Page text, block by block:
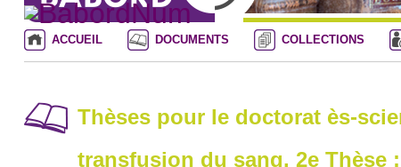
ACCUEIL DOCUMENTS COLLECTIONS
Thèses pour le doctorat ès-
transfusion du sang. 2e